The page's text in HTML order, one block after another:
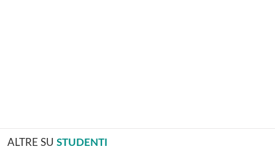
ALTRE SU STUDENTI